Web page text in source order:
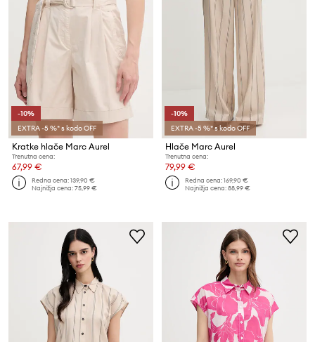
-10%
EXTRA -5 %* s kodo OFF
Kratke hlače Marc Aurel
Trenutna cena:
67,99 €
Redna cena:139,90 €
Najnižja cena:75,99 €
-10%
EXTRA -5 %* s kodo OFF
Hlače Marc Aurel
Trenutna cena:
79,99 €
Redna cena:169,90 €
Najnižja cena:88,99 €